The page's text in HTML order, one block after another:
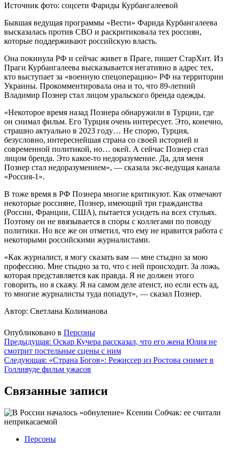
Источник фото: соцсети Фариды Курбангалеевой
Бывшая ведущая программы «Вести» Фарида Курбангалеева
высказалась против СВО и раскритиковала тех россиян,
которые поддерживают российскую власть.
Она покинула РФ и сейчас живет в Праге, пишет СтарХит. Из
Праги Курбангалеева высказывается негативно в адрес тех,
кто выступает за «военную спецоперацию» РФ на территории
Украины. Прокомментировала она и то, что 89-летний
Владимир Познер стал лицом уральского бренда одежды.
«Некоторое время назад Познера обнаружили в Турции, где
он снимал фильм. Его Турция очень интересует. Это, конечно,
страшно актуально в 2023 году… Не спорю, Турция,
безусловно, интереснейшая страна со своей историей и
современной политикой, но… окей. А сейчас Познер стал
лицом бренда. Это какое-то недоразумение. Да, для меня
Познер стал недоразумением», — сказала экс-ведущая канала
«Россия-1».
В тоже время в РФ Познера многие критикуют. Как отмечают
некоторые россияне, Познер, имеющий три гражданства
(России, Франции, США), пытается усидеть на всех стульях.
Поэтому он не ввязывается в споры с коллегами по поводу
политики. Но все же он отметил, что ему не нравится работа с
некоторыми российскими журналистами.
«Как журналист, я могу сказать вам — мне стыдно за мою
профессию. Мне стыдно за то, что с ней происходит. За ложь,
которая представляется как правда. Я не должен этого
говорить, но я скажу. Я на самом деле атеист, но если есть ад,
то многие журналисты туда попадут», — сказал Познер.
Автор: Светлана Колиманова
Опубликовано в Персоны
Навигация
по
записям
Предыдущая: Оскар Кучера рассказал, что его жена Юлия не
смотрит постельные сцены с ним
Следующая: «Страна Богов»: Режиссер из Ростова снимет в
Голливуде фильм ужасов
Связанные записи
Персоны